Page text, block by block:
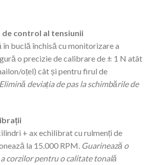
control al tensiunii
în buclă închisă cu monitorizare a
o precizie de calibrare de ± 1 N atât
oțel) cât și pentru firul de
Elimină deviația de pas la schimbările de
+ ax echilibrat cu rulmenți de
la 15.000 RPM. Guarinează o
corzilor pentru o calitate tonală